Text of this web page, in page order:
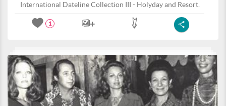
International Dateline Collection III - Holyday and Resort.
1